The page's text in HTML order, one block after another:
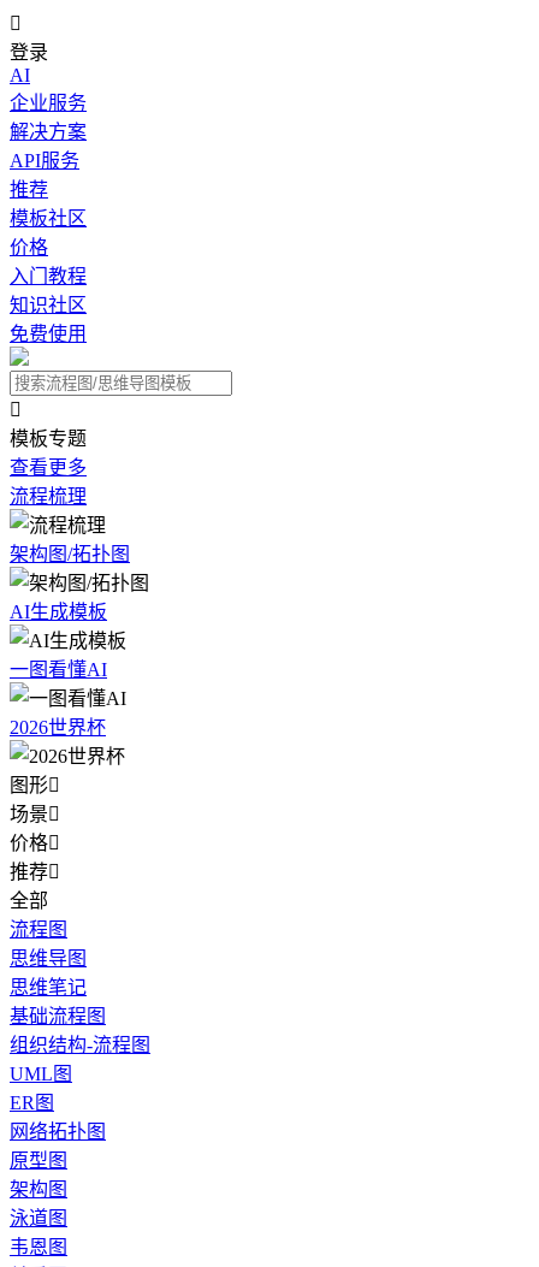

登录
AI
企业服务
解决方案
API服务
推荐
模板社区
价格
入门教程
知识社区
免费使用

模板专题
查看更多
流程梳理
架构图/拓扑图
AI生成模板
一图看懂AI
2026世界杯
图形
场景
价格
推荐
全部
流程图
思维导图
思维笔记
基础流程图
组织结构-流程图
UML图
ER图
网络拓扑图
原型图
架构图
泳道图
韦恩图